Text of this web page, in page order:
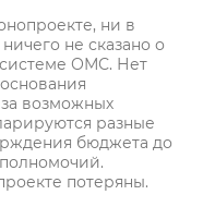
ни в
не сказано о
системе ОМС. Нет
возможных
разные
бюджета до
потеряны.